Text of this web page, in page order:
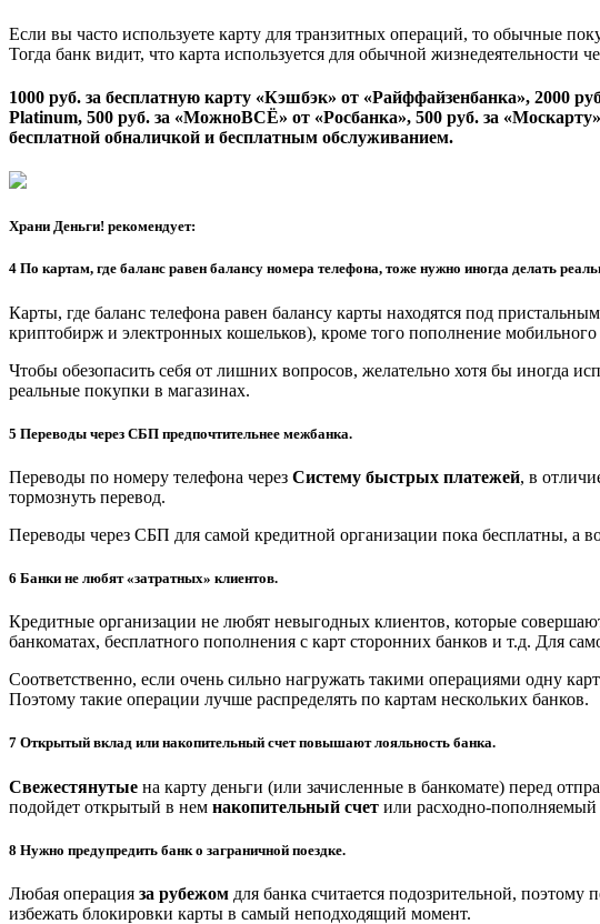
Если вы часто используете карту для транзитных операций, то обычные
Тогда банк видит, что карта используется для обычной жизнедеятельности
1000 руб. за бесплатную карту «Кэшбэк» от «Райффайзенбанка», 2000
Platinum, 500 руб. за «МожноВСЁ» от «Росбанка», 500 руб. за
бесплатной обналичкой и бесплатным обслуживанием.
Храни Деньги! рекомендует:
4 По картам, где баланс равен балансу номера телефона, тоже нужно иногда делать
Карты, где баланс телефона равен балансу карты находятся под
криптобирж и электронных кошельков), кроме того пополнение
Чтобы обезопасить себя от лишних вопросов, желательно хотя бы иногда
реальные покупки в магазинах.
5 Переводы через СБП предпочтительнее межбанка.
Переводы по номеру телефона через Систему быстрых платежей, в
тормознуть перевод.
Переводы через СБП для самой кредитной организации пока бесплатны, а
6 Банки не любят «затратных» клиентов.
Кредитные организации не любят невыгодных клиентов, которые
банкоматах, бесплатного пополнения с карт сторонних банков и т.д. Для
Соответственно, если очень сильно нагружать такими операциями одну
Поэтому такие операции лучше распределять по картам нескольких банков.
7 Открытый вклад или накопительный счет повышают лояльность банка.
Свежестянутые на карту деньги (или зачисленные в банкомате) перед
подойдет открытый в нем накопительный счет или расходно-пополняемый
8 Нужно предупредить банк о заграничной поездке.
Любая операция за рубежом для банка считается подозрительной,
избежать блокировки карты в самый неподходящий момент.